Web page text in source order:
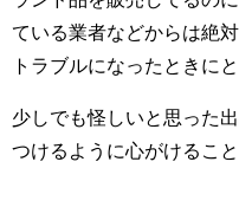
ている業者などからは絶
トラブルになったときに
少しでも怪しいと思った
つけるように心がけること